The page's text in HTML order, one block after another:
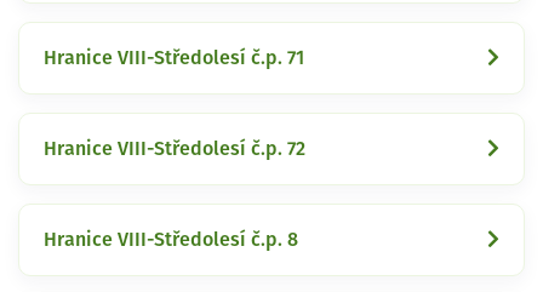
Hranice VIII-Středolesí č.p. 71
Hranice VIII-Středolesí č.p. 72
Hranice VIII-Středolesí č.p. 8